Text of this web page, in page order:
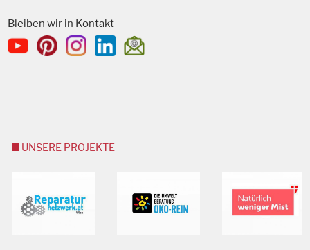
Bleiben wir in Kontakt
UNSERE PROJEKTE